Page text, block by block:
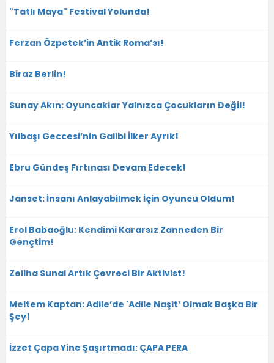
"Tatlı Maya" Festival Yolunda!
Ferzan Özpetek’in Antik Roma’sı!
Biraz Berlin!
Sunay Akın: Oyuncaklar Yalnızca Çocukların Değil!
Yılbaşı Geccesi’nin Galibi İlker Ayrık!
Ebru Gündeş Fırtınası Devam Edecek!
Janset: İnsanı Anlayabilmek İçin Oyuncu Oldum!
Erol Babaoğlu: Kendimi Kararsız Zanneden Bir
Gençtim!
Zeliha Sunal Artık Çevreci Bir Aktivist!
Meltem Kaptan: Adile’de 'Adile Naşit’ Olmak Başka Bir
Şey!
İzzet Çapa Yine Şaşırtmadı: ÇAPA PERA